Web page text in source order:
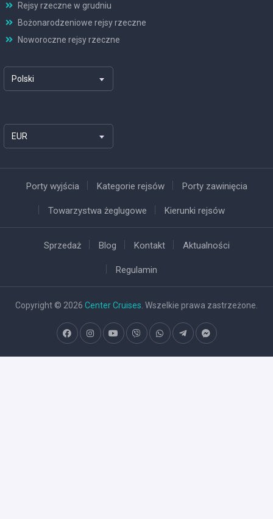
Rejsy rzeczne w grudniu
Bożonarodzeniowe rejsy rzeczne
Noworoczne rejsy rzeczne
Polski
EUR
Porty wyjścia Kategorie rejsów Porty zawinięcia
Towarzystwa żeglugowe Kierunki rejsów
Sprzedaż Blog Kontakt Aktualności
Regulamin
Copyright © 2026 Center Cruises. Wszelkie prawa zastrzeżone.